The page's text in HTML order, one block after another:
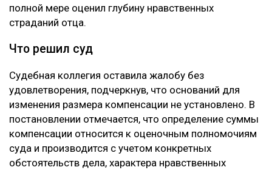
полной мере оценил глубину нравственных
страданий отца.
Что решил суд
Судебная коллегия оставила жалобу без
удовлетворения, подчеркнув, что оснований для
изменения размера компенсации не установлено. В
постановлении отмечается, что определение суммы
компенсации относится к оценочным полномочиям
суда и производится с учетом конкретных
обстоятельств дела, характера нравственных